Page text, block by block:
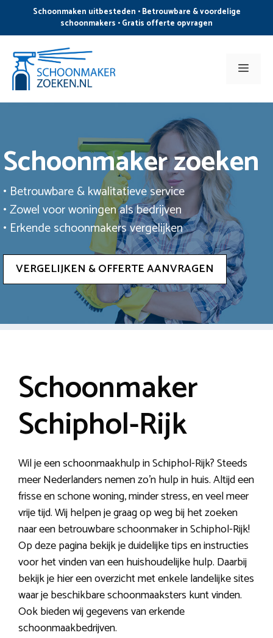
de
inhoud
Schoonmaken uitbesteden • Betrouwbare & voordelige
schoonmakers • Gratis offerte opvragen
Menu
Schoonmaker zoeken
• Betrouwbare & kwalitatieve service
• Zowel voor woningen als bedrijven
• Erkende schoonmakers vergelijken
VERGELIJKEN & OFFERTE AANVRAGEN
Schoonmaker
Schiphol-Rijk
Wil je een schoonmaakhulp in Schiphol-Rijk? Steeds
meer Nederlanders nemen zo’n hulp in huis. Altijd een
frisse en schone woning, minder stress, en veel meer
vrije tijd. Wij helpen je graag op weg bij het zoeken
naar een betrouwbare schoonmaker in Schiphol-Rijk!
Op deze pagina bekijk je duidelijke tips en instructies
voor het vinden van een huishoudelijke hulp. Daarbij
bekijk je hier een overzicht met enkele landelijke sites
waar je beschikbare schoonmaaksters kunt vinden.
Ook bieden wij gegevens van erkende
schoonmaakbedrijven.